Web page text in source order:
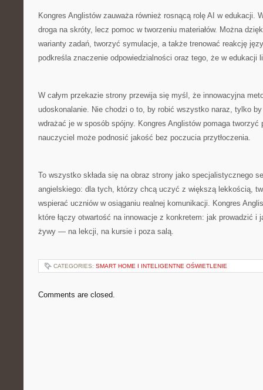
Kongres Anglistów zauważa również rosnącą rolę AI w edukacji.
droga na skróty, lecz pomoc w tworzeniu materiałów. Można
warianty zadań, tworzyć symulacje, a także trenować reakcję
podkreśla znaczenie odpowiedzialności oraz tego, że w edukacji
W całym przekazie strony przewija się myśl, że innowacyjna
udoskonalanie. Nie chodzi o to, by robić wszystko naraz, tylko
wdrażać je w sposób spójny. Kongres Anglistów pomaga tworzyć
nauczyciel może podnosić jakość bez poczucia przytłoczenia.
To wszystko składa się na obraz strony jako specjalistycznego
angielskiego: dla tych, którzy chcą uczyć z większą lekkością,
wspierać uczniów w osiąganiu realnej komunikacji. Kongres
które łączy otwartość na innowacje z konkretem: jak prowadzić i
żywy — na lekcji, na kursie i poza salą.
CATEGORIES: SMART HOME I INTELIGENTNE OŚWIETLENIE
Comments are closed.